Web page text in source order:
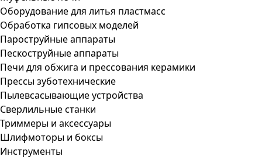
Оборудование для литья пластмасс
Обработка гипсовых моделей
Пароструйные аппараты
Пескоструйные аппараты
Печи для обжига и прессования керамики
Прессы зуботехнические
Пылевсасывающие устройства
Сверлильные станки
Триммеры и аксессуары
Шлифмоторы и боксы
Инструменты